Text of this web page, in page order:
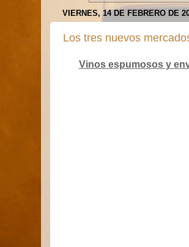
VIERNES, 14 DE FEBRERO DE
Los tres nuevos
Vinos espumosos y